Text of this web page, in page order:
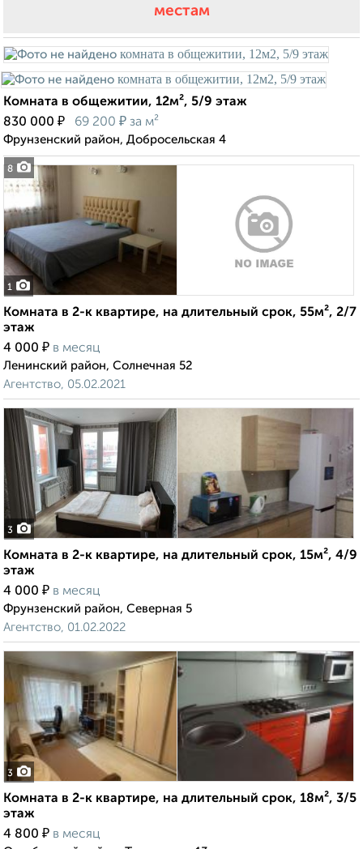
местам
8
Комната в общежитии, 12м², 5/9 этаж
830 000 ₽ 69 200 ₽ за м²
Фрунзенский район, Добросельская 4
1
Комната в 2-к квартире, на длительный срок, 55м², 2/7
этаж
4 000 ₽ в месяц
Ленинский район, Солнечная 52
Агентство, 05.02.2021
3
Комната в 2-к квартире, на длительный срок, 15м², 4/9
этаж
4 000 ₽ в месяц
Фрунзенский район, Северная 5
Агентство, 01.02.2022
3
Комната в 2-к квартире, на длительный срок, 18м², 3/5
этаж
4 800 ₽ в месяц